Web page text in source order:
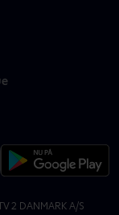
2 DANMARK A/S